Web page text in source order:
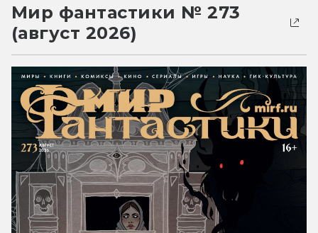
Мир фантастики № 273
(август 2026)